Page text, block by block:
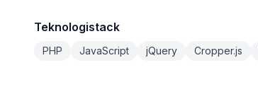
Teknologistack
PHP JavaScript jQuery Cropper.js